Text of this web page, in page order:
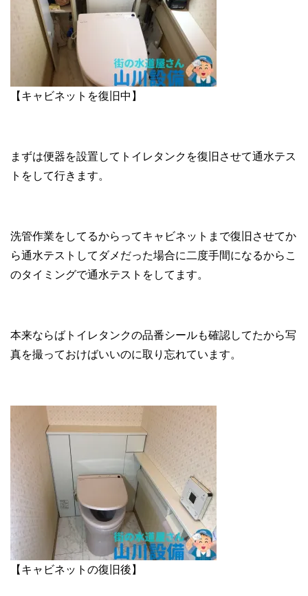
【キャビネットを復旧中】
まずは便器を設置してトイレタンクを復旧させて通水テス
トをして行きます。
洗管作業をしてるからってキャビネットまで復旧させてか
ら通水テストしてダメだった場合に二度手間になるからこ
のタイミングで通水テストをしてます。
本来ならばトイレタンクの品番シールも確認してたから写
真を撮っておけばいいのに取り忘れています。
【キャビネットの復旧後】